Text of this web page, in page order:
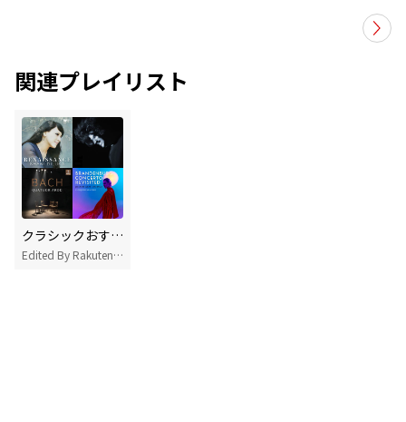
関連プレイリスト
クラシックおすすめ曲
Edited By Rakuten Music